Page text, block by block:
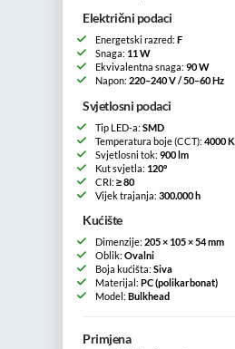
Električni podaci
Energetski razred:F
Snaga: 11 W
Ekvivalentna snaga:90 W
Napon:220–240 V / 50–60 Hz
Svjetlosni podaci
Tip LED-a:SMD
Temperatura boje (CCT):4000 K
Svjetlosni tok:900 lm
Kut svjetla: 120°
CRI:≥ 80
Vijek trajanja:300.000 h
Kućište
Dimenzije:205 × 105 × 54 mm
Oblik:Ovalni
Boja kućišta:Siva
Materijal:PC (polikarbonat)
Model:Bulkhead
Primjena